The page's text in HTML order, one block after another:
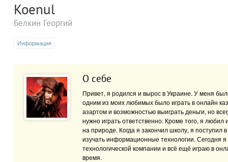
Koenul
Белкин Георгий
Информация
О себе
Привет, я родился и вырос в Украине. У меня
одним из моих любимых было играть в онлайн
азартом и возможностью выиграть деньги, но
нужно играть ответственно. Кроме того, я любил
на природе. Когда я закончил школу, я поступил
изучать информационные технологии. Сегодня
технологической компании и всё ещё играю в
время.